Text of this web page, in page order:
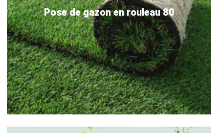
Pose de gazon en rouleau 80